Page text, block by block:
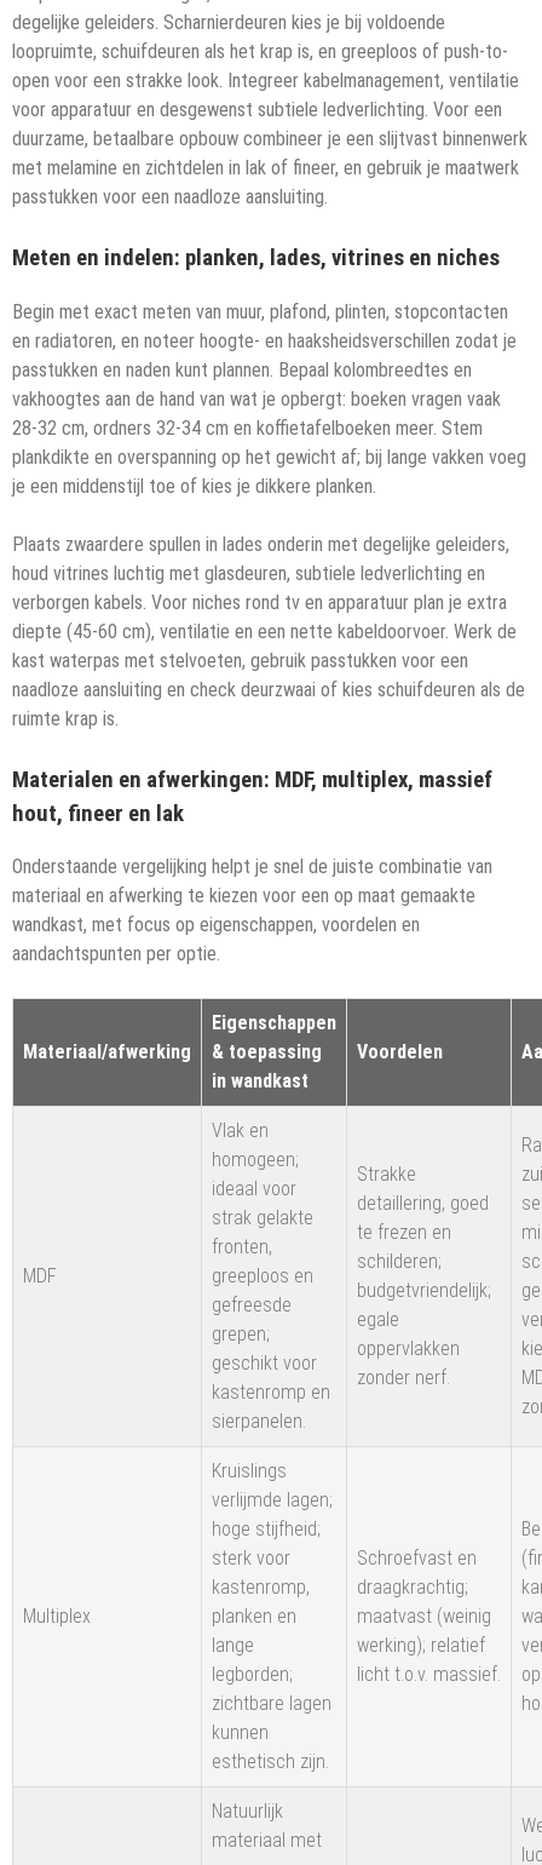
degelijke geleiders. Scharnierdeuren kies je bij voldoende
loopruimte, schuifdeuren als het krap is, en greeploos of push-to-
open voor een strakke look. Integreer kabelmanagement, ventilatie
voor apparatuur en desgewenst subtiele ledverlichting. Voor een
duurzame, betaalbare opbouw combineer je een slijtvast binnenwerk
met melamine en zichtdelen in lak of fineer, en gebruik je maatwerk
passtukken voor een naadloze aansluiting.
Meten en indelen: planken, lades, vitrines en niches
Begin met exact meten van muur, plafond, plinten, stopcontacten
en radiatoren, en noteer hoogte- en haaksheidsverschillen zodat je
passtukken en naden kunt plannen. Bepaal kolombreedtes en
vakhoogtes aan de hand van wat je opbergt: boeken vragen vaak
28-32 cm, ordners 32-34 cm en koffietafelboeken meer. Stem
plankdikte en overspanning op het gewicht af; bij lange vakken voeg
je een middenstijl toe of kies je dikkere planken.
Plaats zwaardere spullen in lades onderin met degelijke geleiders,
houd vitrines luchtig met glasdeuren, subtiele ledverlichting en
verborgen kabels. Voor niches rond tv en apparatuur plan je extra
diepte (45-60 cm), ventilatie en een nette kabeldoorvoer. Werk de
kast waterpas met stelvoeten, gebruik passtukken voor een
naadloze aansluiting en check deurzwaai of kies schuifdeuren als de
ruimte krap is.
Materialen en afwerkingen: MDF, multiplex, massief
hout, fineer en lak
Onderstaande vergelijking helpt je snel de juiste combinatie van
materiaal en afwerking te kiezen voor een op maat gemaakte
wandkast, met focus op eigenschappen, voordelen en
aandachtspunten per optie.
Materiaal/afwerking
Eigenschappen
& toepassing
in wandkast
Voordelen
MDF
Vlak en
homogeen;
ideaal voor
strak gelakte
fronten,
greeploos en
gefreesde
grepen;
geschikt voor
kastenromp en
sierpanelen.
Strakke
detaillering, goed
te frezen en
schilderen;
budgetvriendelijk;
egale
oppervlakken
zonder nerf.
Multiplex
Kruislings
verlijmde lagen;
hoge stijfheid;
sterk voor
kastenromp,
planken en
lange
legborden;
zichtbare lagen
kunnen
esthetisch zijn.
Schroefvast en
draagkrachtig;
maatvast (weinig
werking); relatief
licht t.o.v. massief.
Natuurlijk
materiaal met